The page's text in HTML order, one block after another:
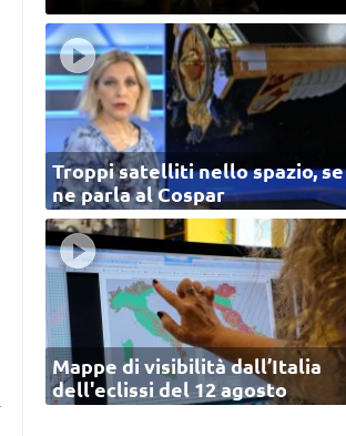
Troppi satelliti nello spazio, se
ne parla al Cospar
Mappe di visibilità dall’Italia
dell'eclissi del 12 agosto